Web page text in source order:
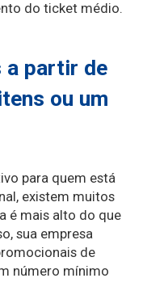
do ticket médio.
a partir de
ou um
para quem está
existem muitos
é mais alto do que
sua empresa
de
número mínimo